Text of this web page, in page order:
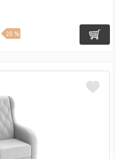
20 %